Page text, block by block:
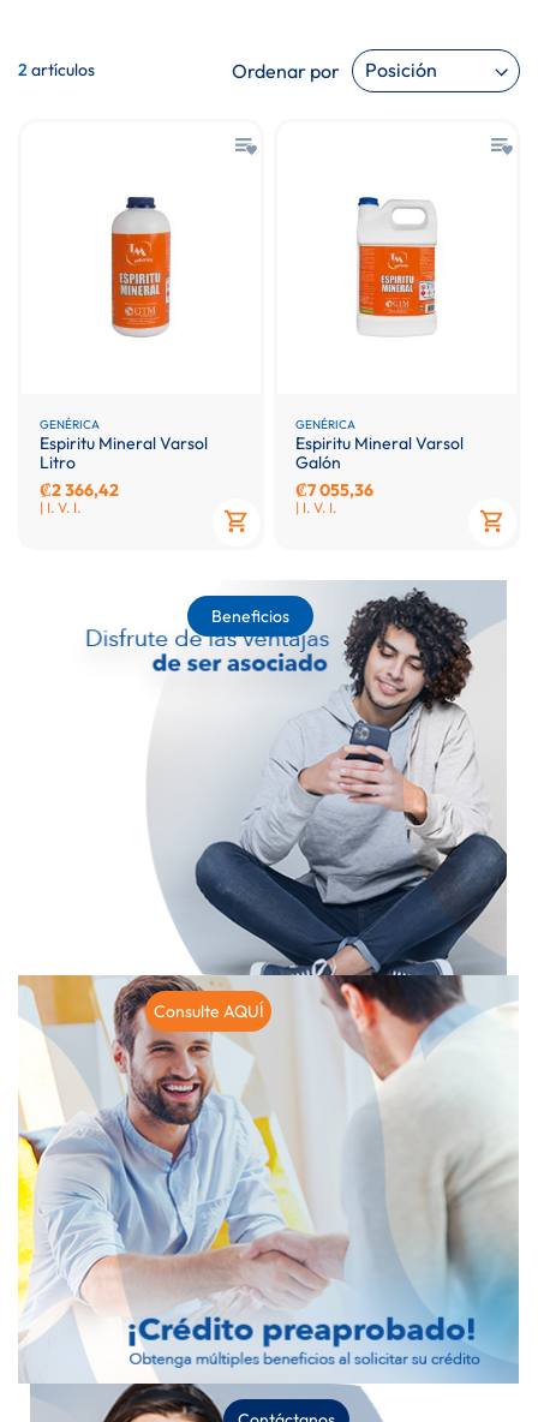
2 artículos Ordenar por
GENÉRICA
Espiritu Mineral Varsol
Litro
₡2 366,42
| I. V. I.
GENÉRICA
Espiritu Mineral Varsol
Galón
₡7 055,36
| I. V. I.
Beneficios
Consulte AQUÍ